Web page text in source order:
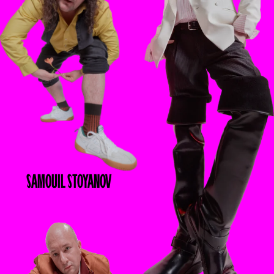
SAMOUILSTOYANOV